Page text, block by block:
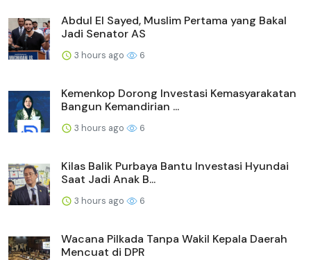
Abdul El Sayed, Muslim Pertama yang Bakal
Jadi Senator AS
3 hours ago 6
Kemenkop Dorong Investasi Kemasyarakatan
Bangun Kemandirian ...
3 hours ago 6
Kilas Balik Purbaya Bantu Investasi Hyundai
Saat Jadi Anak B...
3 hours ago 6
Wacana Pilkada Tanpa Wakil Kepala Daerah
Mencuat di DPR